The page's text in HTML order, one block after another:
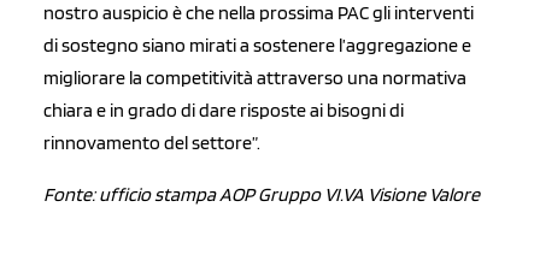
nostro auspicio è che nella prossima PAC gli interventi
di sostegno siano mirati a sostenere l’aggregazione e
migliorare la competitività attraverso una normativa
chiara e in grado di dare risposte ai bisogni di
rinnovamento del settore”.
Fonte: ufficio stampa AOP Gruppo VI.VA Visione Valore